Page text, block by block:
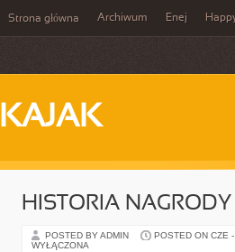
Strona główna Archiwum Enej
KAJAK
HISTORIA
POSTED BY ADMIN POSTED ON CZE
WYŁĄCZONA